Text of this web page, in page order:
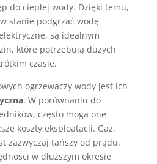
do ciepłej wody. Dzięki temu,
stanie podgrzać wodę
są idealnym
które potrzebują dużych
czasie.
ogrzewaczy wody jest ich
. W porównaniu do
często mogą one
koszty eksploatacji. Gaz,
zazwyczaj tańszy od prądu,
w dłuższym okresie